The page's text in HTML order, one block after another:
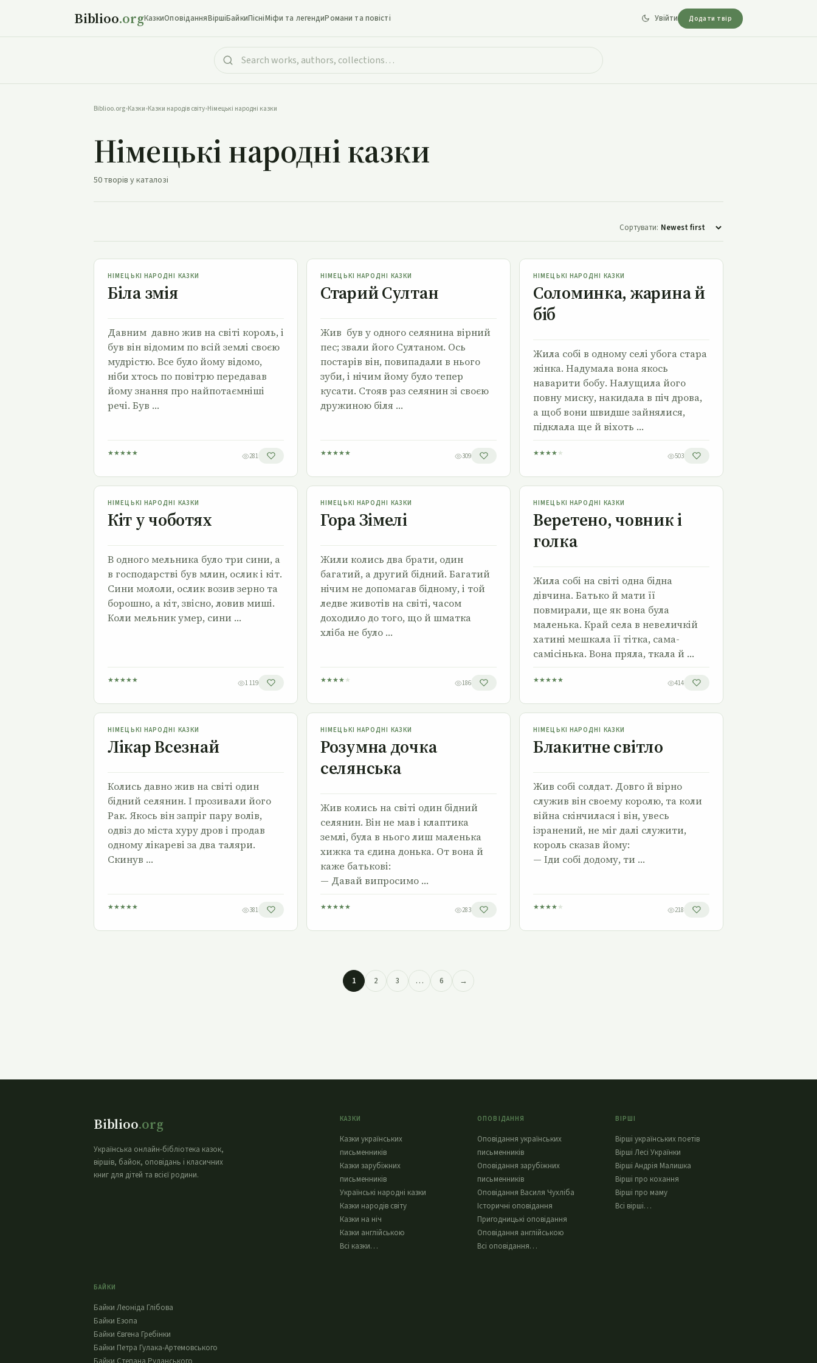
Biblioo.orgКазкиОповіданняВіршіБайкиПісніМіфи та легендиРомани та повісті Увійти Додати твір
Biblioo.org•Казки•Казки народів світу•Німецькі народні казки
Німецькі народні казки
50 творів у каталозі
Сортувати:
Біла змія
НІМЕЦЬКІ НАРОДНІ КАЗКИ
Біла змія
Давним давно жив на світі король, і
був він відомим по всій землі своєю
мудрістю. Все було йому відомо,
ніби хтось по повітрю передавав
йому знання про найпотаємніші
речі. Був …
★★★★★ 281
Старий Султан
НІМЕЦЬКІ НАРОДНІ КАЗКИ
Старий Султан
Жив був у одного селянина вірний
пес; звали його Султаном. Ось
постарів він, повипадали в нього
зуби, і нічим йому було тепер
кусати. Стояв раз селянин зі своєю
дружиною біля …
★★★★★ 309
Соломинка, жарина й біб
НІМЕЦЬКІ НАРОДНІ КАЗКИ
Соломинка, жарина й
біб
Жила собі в одному селі убога стара
жінка. Надумала вона якось
наварити бобу. Налущила його
повну миску, накидала в піч дрова,
а щоб вони швидше зайнялися,
підклала ще й віхоть …
★★★★ ★ 503
Кіт у чоботях
НІМЕЦЬКІ НАРОДНІ КАЗКИ
Кіт у чоботях
В одного мельника було три сини, а
в господарстві був млин, ослик і кіт.
Сини мололи, ослик возив зерно та
борошно, а кіт, звісно, ловив миші.
Коли мельник умер, сини …
★★★★★ 1 119
Гора Зімелі
НІМЕЦЬКІ НАРОДНІ КАЗКИ
Гора Зімелі
Жили колись два брати, один
багатий, а другий бідний. Багатий
нічим не допомагав бідному, і той
ледве животів на світі, часом
доходило до того, що й шматка
хліба не було …
★★★★ ★ 186
Веретено, човник і голка
НІМЕЦЬКІ НАРОДНІ КАЗКИ
Веретено, човник і
голка
Жила собі на світі одна бідна
дівчина. Батько й мати її
повмирали, ще як вона була
маленька. Край села в невеличкій
хатині мешкала її тітка, сама-
самісінька. Вона пряла, ткала й …
★★★★★ 414
Лікар Всезнай
НІМЕЦЬКІ НАРОДНІ КАЗКИ
Лікар Всезнай
Колись давно жив на світі один
бідний селянин. І прозивали його
Рак. Якось він запріг пару волів,
одвіз до міста хуру дров і продав
одному лікареві за два таляри.
Скинув …
★★★★★ 381
Розумна дочка селянська
НІМЕЦЬКІ НАРОДНІ КАЗКИ
Розумна дочка
селянська
Жив колись на світі один бідний
селянин. Він не мав і клаптика
землі, була в нього лиш маленька
хижка та єдина донька. От вона й
каже батькові:
— Давай випросимо …
★★★★★ 283
Блакитне світло
НІМЕЦЬКІ НАРОДНІ КАЗКИ
Блакитне світло
Жив собі солдат. Довго й вірно
служив він своему королю, та коли
війна скінчилася і він, увесь
ізранений, не міг далі служити,
король сказав йому:
— Іди собі додому, ти …
★★★★ ★ 218
1 2 3 … 6 →
Biblioo.org
Українська онлайн-бібліотека казок,
віршів, байок, оповідань і класичних
книг для дітей та всієї родини.
КАЗКИ
Казки українських
письменників
Казки зарубіжних
письменників
Українські народні казки
Казки народів світу
Казки на ніч
Казки англійською
Всі казки…
ОПОВІДАННЯ
Оповідання українських
письменників
Оповідання зарубіжних
письменників
Оповідання Василя Чухліба
Історичні оповідання
Пригодницькі оповідання
Оповідання англійською
Всі оповідання…
ВІРШІ
Вірші українських поетів
Вірші Лесі Українки
Вірші Андрія Малишка
Вірші про кохання
Вірші про маму
Всі вірші…
БАЙКИ
Байки Леоніда Глібова
Байки Езопа
Байки Євгена Гребінки
Байки Петра Гулака-Артемовського